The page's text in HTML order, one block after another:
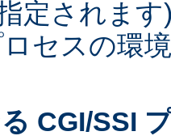
定されま
セスの環
CGI/SSI